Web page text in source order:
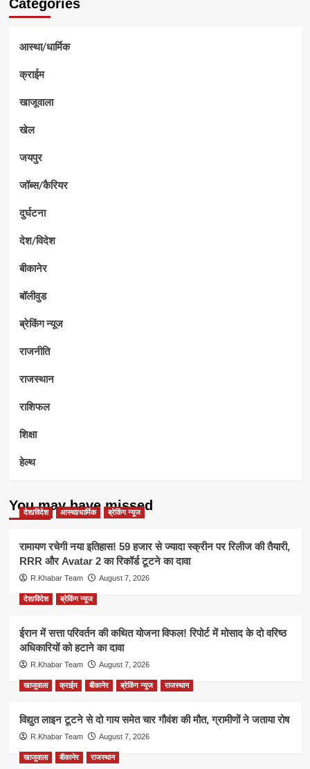
Categories
आस्था/धार्मिक
क्राईम
खाजूवाला
खेल
जयपुर
जॉब्स/कैरियर
दुर्घटना
देश/विदेश
बीकानेर
बॉलीवुड
ब्रेकिंग न्यूज
राजनीति
राजस्थान
राशिफल
शिक्षा
हेल्थ
You may have missed
देश/विदेश आस्था/धार्मिक ब्रेकिंग न्यूज
रामायण रचेगी नया इतिहास! 59 हजार से ज्यादा स्क्रीन पर रिलीज की तैयारी,
RRR और Avatar 2 का रिकॉर्ड टूटने का दावा
R.Khabar Team August 7, 2026
देश/विदेश ब्रेकिंग न्यूज
ईरान में सत्ता परिवर्तन की कथित योजना विफल! रिपोर्ट में मोसाद के दो वरिष्ठ
अधिकारियों को हटाने का दावा
R.Khabar Team August 7, 2026
खाजूवाला क्राईम बीकानेर ब्रेकिंग न्यूज राजस्थान
विद्युत लाइन टूटने से दो गाय समेत चार गौवंश की मौत, ग्रामीणों ने जताया रोष
R.Khabar Team August 7, 2026
खाजूवाला बीकानेर राजस्थान